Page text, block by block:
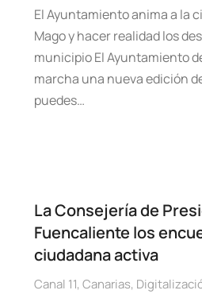
El Ayuntamiento anima a la
Mago y hacer realidad los
municipio El Ayuntamiento
marcha una nueva edición
puedes…
La Consejería de
Fuencaliente los
ciudadana activa
Canal 11, Canarias,